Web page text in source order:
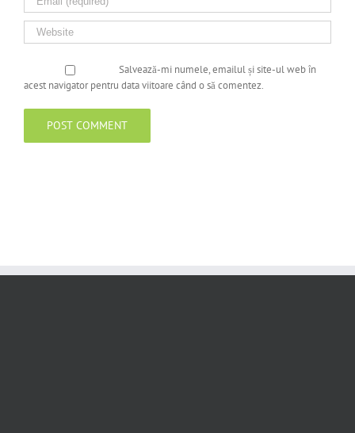
Salvează-mi numele, emailul și site-ul web în
acest navigator pentru data viitoare când o să comentez.